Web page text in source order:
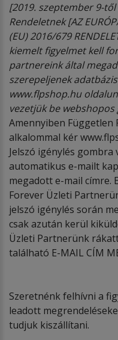
[2019. szeptember 9-
Rendeletnek [AZ
(EU) 2016/679
kiemelt figyelmet kell
partnereink által
szerepeljenek
www.flpshop.hu
vezetjük be
Amennyiben
alkalommal kér
Jelszó igénylés
automatikus e-mailt
megadott e-mail címre.
Forever Üzleti
jelszó igénylés során
csak azután kerül
Üzleti Partnerünk
található E-MAIL CÍM
Szeretnénk felhívni a
leadott
tudjuk kiszállítani.